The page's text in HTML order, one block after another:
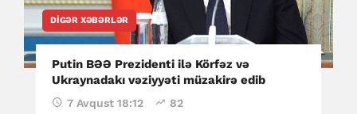
DIGƏR XƏBƏRLƏR
Putin BƏƏ Prezidenti ilə Körfəz və
Ukraynadakı vəziyyəti müzakirə edib
7 Avqust 18:12 82